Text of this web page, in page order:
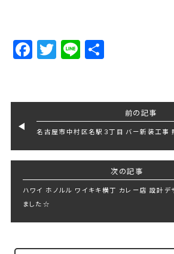
Facebook
Twitter
LineShare
前の記事
名古屋市中村区名駅３丁目 バー新装工事
次の記事
ハワイ ホノルル ワイキキ横丁 カレー店 設計デ
ました☆